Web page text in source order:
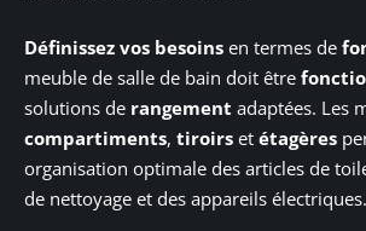
Définissez vos besoins en termes de
meuble de salle de bain doit être
solutions de rangement adaptées. Les
compartiments, tiroirs et étagères
organisation optimale des articles de
de nettoyage et des appareils électriques.